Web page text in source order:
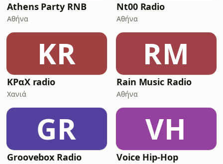
Athens Party RNB
Αθήνα
Nt00 Radio
Αθήνα
ΚR
ΚΡαΧ radio
Χανιά
RM
Rain Music Radio
Αθήνα
GR
Groovebox Radio
VH
Voice Hip-Hop